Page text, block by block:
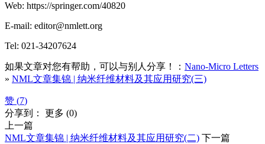
Web: https://springer.com/40820
E-mail: editor@nmlett.org
Tel: 021-34207624
如果文章对您有帮助，可以与别人分享！： Nano-Micro Letters
» NML文章集锦 | 纳米纤维材料及其应用研究(三)
赞 (7)
分享到： 更多 (0)
上一篇
NML文章集锦 | 纳米纤维材料及其应用研究(二) 下一篇